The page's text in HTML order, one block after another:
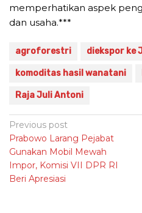
memperhatikan aspek
dan usaha.***
agroforestri diekspor ke
komoditas hasil wanatani
Raja Juli Antoni
Post
navigation
Previous post
Prabowo Larang Pejabat
Gunakan Mobil Mewah
Impor, Komisi VII DPR RI
Beri Apresiasi